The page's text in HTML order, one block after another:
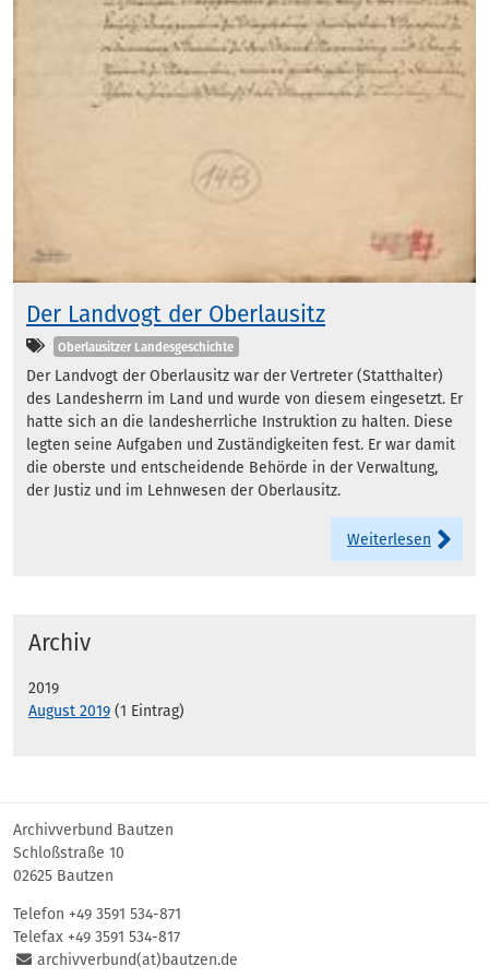
Der Landvogt der Oberlausitz
Kategorien
Oberlausitzer Landesgeschichte
Der Landvogt der Oberlausitz war der Vertreter (Statthalter)
des Landesherrn im Land und wurde von diesem eingesetzt. Er
hatte sich an die landesherrliche Instruktion zu halten. Diese
legten seine Aufgaben und Zuständigkeiten fest. Er war damit
die oberste und entscheidende Behörde in der Verwaltung,
der Justiz und im Lehnwesen der Oberlausitz.
Weiterlesen
Archiv
2019
August 2019 (1 Eintrag)
Archivverbund Bautzen
Schloßstraße 10
02625 Bautzen
Telefon +49 3591 534-871
Telefax +49 3591 534-817
archivverbund(at)bautzen.de